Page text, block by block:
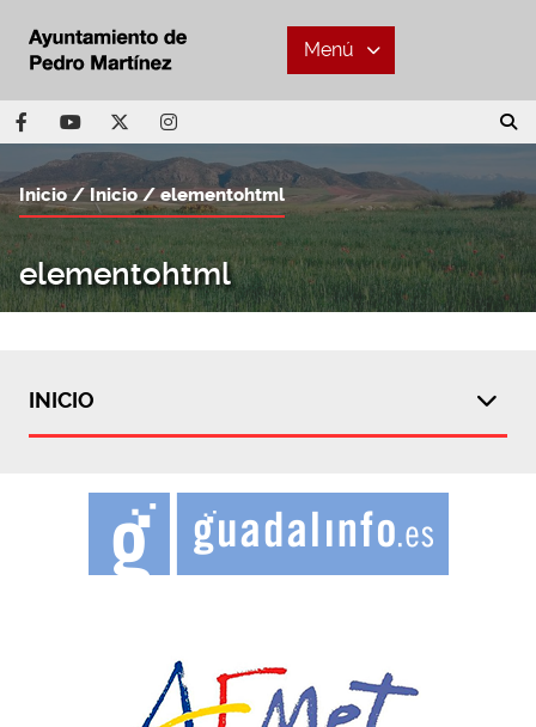
Menú
elementohtml
Inicio Inicio elementohtml
INICIO